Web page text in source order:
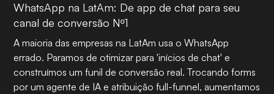
WhatsApp na LatAm: De app de chat para seu
canal de conversão Nº1
A maioria das empresas na LatAm usa o WhatsApp
errado. Paramos de otimizar para 'inícios de chat' e
construímos um funil de conversão real. Trocando forms
por um agente de IA e atribuição full-funnel, aumentamos